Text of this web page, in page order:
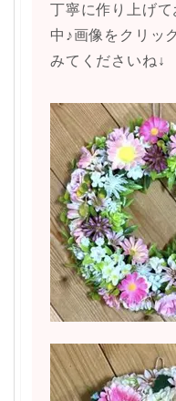
丁寧に作り上げ
中♪画像をクリッ
みてくださいね↓